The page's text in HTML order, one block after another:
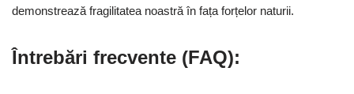
demonstrează fragilitatea noastră în fața forțelor naturii.
Întrebări frecvente (FAQ):